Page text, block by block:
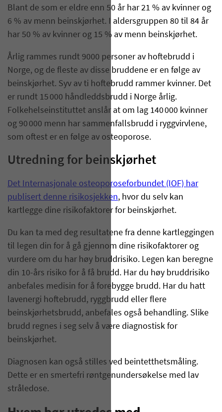
Blant de som er eldre enn 50 år har 21 % av kvinner og
6 % av menn beinskjørhet. I aldersgruppen 80 til 84 år
har 50 % av kvinner og 15 % av menn beinskjørhet.
Årlig rammes rundt 9000 personer av hoftebrudd i
Norge, og de fleste av disse bruddene er en følge av
beinskjørhet. Syv av ti hoftebrudd rammer kvinner. Det
er rundt 15 000 håndleddsbrudd i Norge årlig.
Folkehelseinstituttet anslår at om lag 140 000 kvinner
og 90 000 menn har sammenfallsbrudd i ryggvirvlene,
som oftest er en følge av osteoporose.
Utredning for beinskjørhet
Det Internasjonale osteoporoseforbundet (IOF) har
publisert denne risikosjekken, hvor du selv kan
kartlegge dine risikofaktorer for beinskjørhet.
Du kan ta med deg resultatene fra denne kartleggingen
til legen din for å gå gjennom dine risikofaktorer og
vurdere om du har høy bruddrisiko. Legen kan beregne
din 10-års risiko for å få brudd. Har du høy bruddrisiko
anbefales medisin for å forebygge brudd. Har du hatt
lavenergi hoftebrudd, ryggbrudd eller flere
beinskjørhetsbrudd, anbefales også behandling. Slike
brudd regnes i seg selv å være diagnostisk for
beinskjørhet.
Diagnosen kan også stilles ved beintetthetsmåling.
Dette er en smertefri røntgenundersøkelse med lav
stråledose.